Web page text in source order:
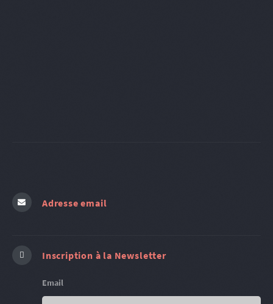
Adresse email
Inscription à la Newsletter
Email